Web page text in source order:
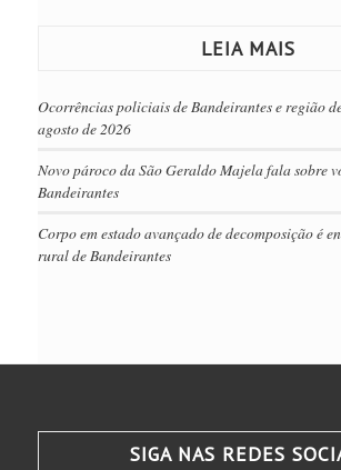
LEIA MAIS
Ocorrências policiais de Bandeirantes e região
agosto de 2026
Novo pároco da São Geraldo Majela fala sobre
Bandeirantes
Corpo em estado avançado de decomposição é
rural de Bandeirantes
SIGA NAS REDES